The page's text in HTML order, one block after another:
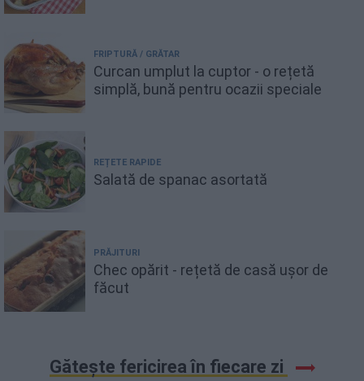
FRIPTURĂ / GRĂTAR
Curcan umplut la cuptor - o rețetă
simplă, bună pentru ocazii speciale
REȚETE RAPIDE
Salată de spanac asortată
PRĂJITURI
Chec opărit - rețetă de casă ușor de
făcut
Gătește fericirea în fiecare zi